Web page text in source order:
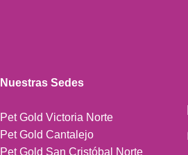
Nuestras Sedes
Pet Gold Victoria Norte
Pet Gold Cantalejo
Pet Gold San Cristóbal Norte